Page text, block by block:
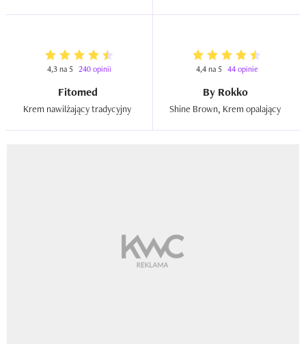
4,3 na 5 240 opinii
Fitomed
4,4 na 5 44 opinie
By Rokko